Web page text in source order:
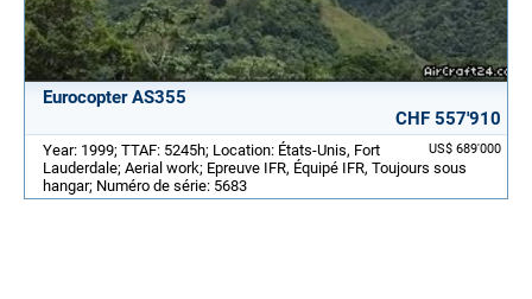
Eurocopter AS355
CHF 557'910
US$ 689'000
Year: 1999; TTAF: 5245h; Location: États-Unis, Fort
Lauderdale; Aerial work; Epreuve IFR, Équipé IFR, Toujours sous
hangar; Numéro de série: 5683